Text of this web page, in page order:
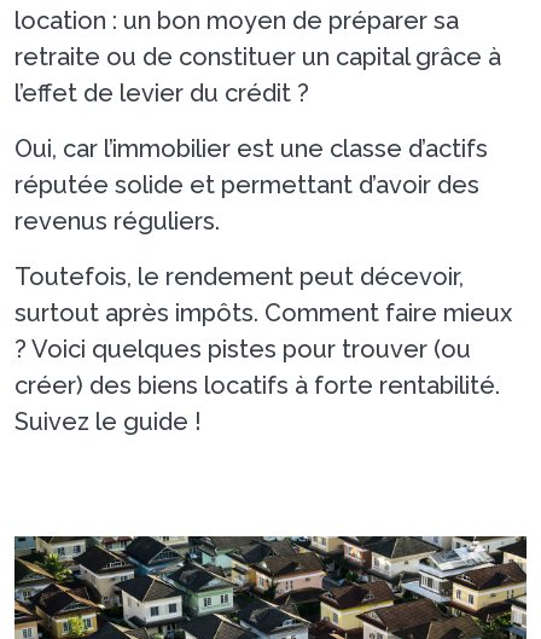
location : un bon moyen de préparer sa
retraite ou de constituer un capital grâce à
l’effet de levier du crédit ?
Oui, car l’immobilier est une classe d’actifs
réputée solide et permettant d’avoir des
revenus réguliers.
Toutefois, le rendement peut décevoir,
surtout après impôts. Comment faire mieux
? Voici quelques pistes pour trouver (ou
créer) des biens locatifs à forte rentabilité.
Suivez le guide !